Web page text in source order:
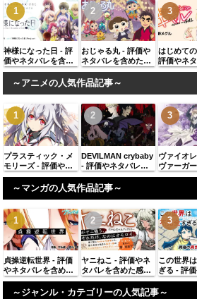
神様になった日 - 評
価やネタバレを含め
た感想、似ている作
品に同じ著者の作品
おじゃる丸 - 評価や
ネタバレを含めた感
想、似ている作品に
同じ著者の作品を紹
はじめて
評価やネ
めた感想
～アニメの人気作品記事～
プラスティック・メ
モリーズ - 評価やネ
タバレを含めた感
想、似ている作品に
同じ著者の作品を紹
DEVILMAN crybaby
- 評価やネタバレを
含めた感想、似てい
る作品に同じ著者の
作品を紹介
ヴァイオ
ヴァーガ
価やネタ
～マンガの人気作品記事～
貞操逆転世界 - 評価
やネタバレを含めた
感想、似ている作品
に同じ著者の作品を
ヤニねこ - 評価やネ
タバレを含めた感
想、似ている作品に
同じ著者の作品を紹
この世界
ぎる - 評
レを含め
ている作品
～ジャンル・カテゴリーの人気記事～